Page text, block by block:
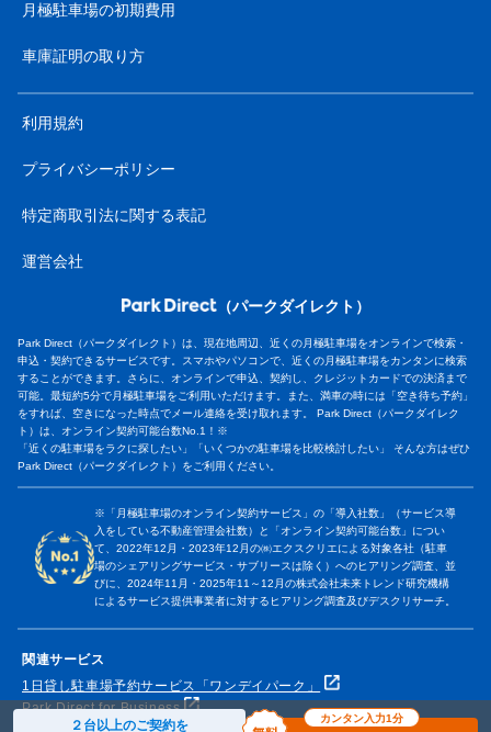
２台以上のご契約を カンタン入力1分
月極駐車場の初期費用
車庫証明の取り方
利用規約
プライバシーポリシー
特定商取引法に関する表記
運営会社
（パークダイレクト）
Park Direct（パークダイレクト）は、現在地周辺、近くの月極駐車場をオンラインで検索・
申込・契約できるサービスです。スマホやパソコンで、近くの月極駐車場をカンタンに検索
することができます。さらに、オンラインで申込、契約し、クレジットカードでの決済まで
可能。最短約5分で月極駐車場をご利用いただけます。また、満車の時には「空き待ち予約」
をすれば、空きになった時点でメール連絡を受け取れます。 Park Direct（パークダイレク
ト）は、オンライン契約可能台数No.1！※
「近くの駐車場をラクに探したい」「いくつかの駐車場を比較検討したい」 そんな方はぜひ
Park Direct（パークダイレクト）をご利用ください。
※「月極駐車場のオンライン契約サービス」の「導入社数」（サービス導
入をしている不動産管理会社数）と「オンライン契約可能台数」につい
て、2022年12月・2023年12月の㈱エクスクリエによる対象各社（駐車
場のシェアリングサービス・サブリースは除く）へのヒアリング調査、並
びに、2024年11月・2025年11～12月の株式会社未来トレンド研究機構
によるサービス提供事業者に対するヒアリング調査及びデスクリサーチ。
関連サービス
1日貸し駐車場予約サービス「ワンデイパーク」
Park Direct for Business